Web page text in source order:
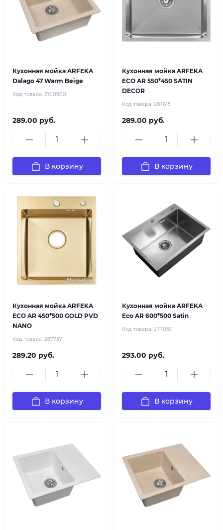
Кухонная мойка ARFEKA
Dalago 47 Warm Beige
Код товара: 2100900
289.00 руб.
В корзину
Кухонная мойка ARFEKA
ECO AR 550*450 SATIN
DECOR
Код товара: 287615
289.00 руб.
В корзину
Кухонная мойка ARFEKA
ECO AR 450*500 GOLD PVD
NANO
Код товара: 287737
289.20 руб.
В корзину
Кухонная мойка ARFEKA
Eco AR 600*500 Satin
Код товара: 277030
293.00 руб.
В корзину